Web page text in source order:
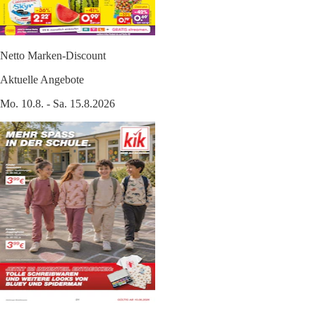
Netto Marken-Discount
Aktuelle Angebote
Mo. 10.8. - Sa. 15.8.2026